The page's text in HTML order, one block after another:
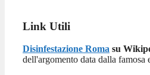
Link Utili
Disinfestazione Roma su
dell'argomento data dalla famosa